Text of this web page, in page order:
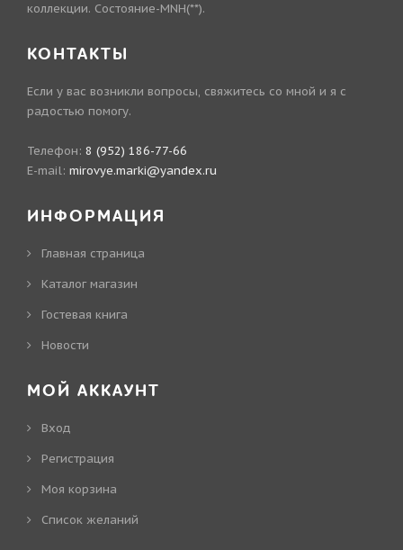
коллекции. Состояние-MNH(**).
КОНТАКТЫ
Если у вас возникли вопросы, свяжитесь со мной и я с
радостью помогу.
Телефон: 8 (952) 186-77-66
E-mail: mirovye.marki@yandex.ru
ИНФОРМАЦИЯ
Главная страница
Каталог магазин
Гостевая книга
Новости
МОЙ АККАУНТ
Вход
Регистрация
Моя корзина
Cписок желаний